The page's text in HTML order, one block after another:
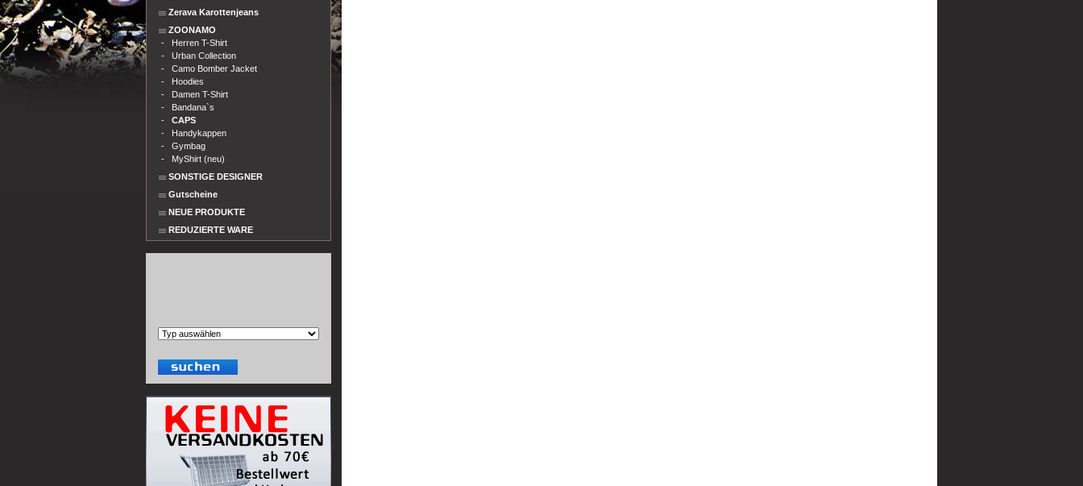
Zerava Karottenjeans
ZOONAMO
- Herren T-Shirt
- Urban Collection
- Camo Bomber Jacket
- Hoodies
- Damen T-Shirt
- Bandana`s
- CAPS
- Handykappen
- Gymbag
- MyShirt (neu)
SONSTIGE DESIGNER
Gutscheine
NEUE PRODUKTE
REDUZIERTE WARE